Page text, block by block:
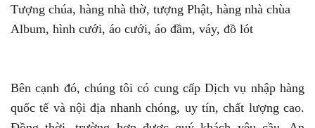
Tượng chúa, hàng nhà thờ, tượng Phật, hàng nhà chùa
Album, hình cưới, áo cưới, áo đầm, váy, đồ lót
Bên cạnh đó, chúng tôi có cung cấp Dịch vụ nhập hàng
quốc tế và nội địa nhanh chóng, uy tín, chất lượng cao.